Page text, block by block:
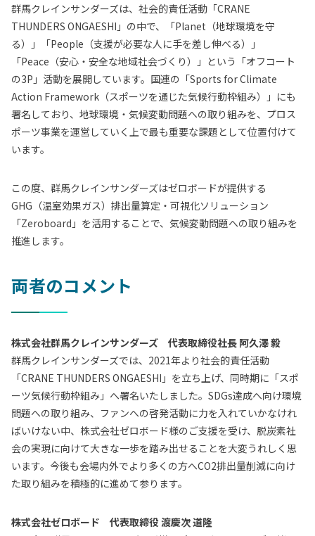
群馬クレインサンダーズは、社会的責任活動「CRANE
THUNDERS ONGAESHI」の中で、「Planet（地球環境を守
る）」「People（支援が必要な人に手を差し伸べる）」
「Peace（安心・安全な地域社会づくり）」という「オフコート
の3P」活動を展開しています。国連の「Sports for Climate
Action Framework（スポーツを通じた気候行動枠組み）」にも
署名しており、地球環境・気候変動問題への取り組みを、プロス
ポーツ事業を運営していく上で最も重要な課題として位置付けて
います。
この度、群馬クレインサンダーズはゼロボードが提供する
GHG（温室効果ガス）排出量算定・可視化ソリューション
「Zeroboard」を活用することで、気候変動問題への取り組みを
推進します。
両者のコメント
株式会社群馬クレインサンダーズ 代表取締役社長 阿久澤 毅
群馬クレインサンダーズでは、2021年より社会的責任活動
「CRANE THUNDERS ONGAESHI」を立ち上げ、同時期に「スポ
ーツ気候行動枠組み」へ署名いたしました。SDGs達成へ向け環境
問題への取り組み、ファンへの啓発活動に力を入れていかなけれ
ばいけない中、株式会社ゼロボード様のご支援を受け、脱炭素社
会の実現に向けて大きな一歩を踏み出せることを大変うれしく思
います。今後も会場内外でより多くの方へCO2排出量削減に向け
た取り組みを積極的に進めて参ります。
株式会社ゼロボード 代表取締役 渡慶次 道隆